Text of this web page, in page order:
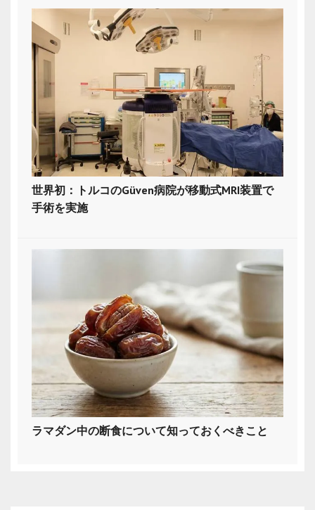
世界初：トルコのGüven病院が移動式MRI装置で
手術を実施
ラマダン中の断食について知っておくべきこと